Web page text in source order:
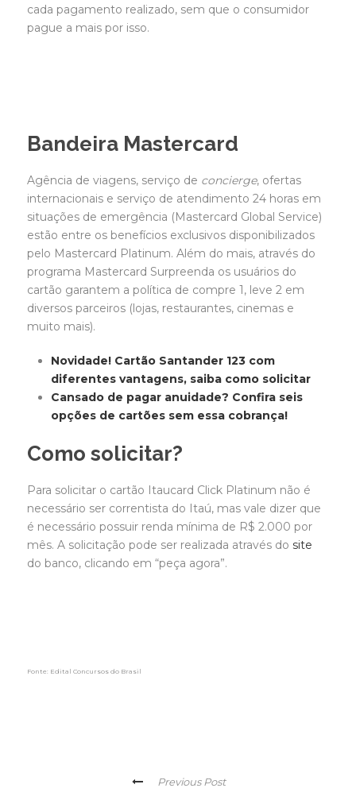
cada pagamento realizado, sem que o consumidor
pague a mais por isso.
Bandeira Mastercard
Agência de viagens, serviço de concierge, ofertas
internacionais e serviço de atendimento 24 horas em
situações de emergência (Mastercard Global Service)
estão entre os benefícios exclusivos disponibilizados
pelo Mastercard Platinum. Além do mais, através do
programa Mastercard Surpreenda os usuários do
cartão garantem a política de compre 1, leve 2 em
diversos parceiros (lojas, restaurantes, cinemas e
muito mais).
Novidade! Cartão Santander 123 com
diferentes vantagens, saiba como solicitar
Cansado de pagar anuidade? Confira seis
opções de cartões sem essa cobrança!
Como solicitar?
Para solicitar o cartão Itaucard Click Platinum não é
necessário ser correntista do Itaú, mas vale dizer que
é necessário possuir renda mínima de R$ 2.000 por
mês. A solicitação pode ser realizada através do site
do banco, clicando em “peça agora”.
Fonte: Edital Concursos do Brasil
Previous Post